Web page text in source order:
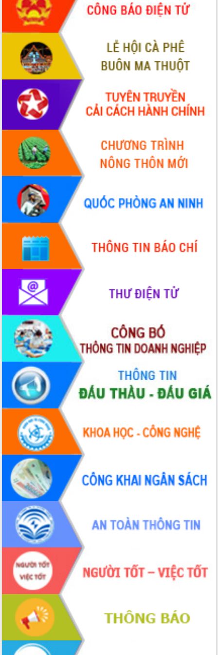
nhất, Quốc hội khóa XVI
Quyết liệt cải cách hành chính, khơi
thông nguồn lực phát triển
Nâng cao hiệu lực, hiệu quả HĐND
tỉnh thông qua hiện đại hóa hành chính
Xã Ea Phê gắn cải cách hành chính với
chuyển đổi số
Phó Chủ tịch Thường trực UBND tỉnh
Hồ Thị Nguyên Thảo làm việc tại Trung
tâm Phục vụ hành chính công xã Ea
Phê
Xây dựng nền hành chính số đồng
hành cùng nông dân dân, doanh nghiệp
Giai đoạn 2026-2030, Đắk Lắk phấn
đấu có 77% xã đạt chuẩn nông thôn
Chuyển đổi số 'mở đường' cho nông
nghiệp Đắk Lắk tăng trưởng bứt phá
Triển khai đồng bộ đo đạc, lập hồ sơ
địa chính, hoàn thiện cơ sở dữ liệu đất
Ứng dụng sinh trắc học - Bước tiến
trong hành trình chuyển đổi số tại Đắk
Đắk Lắk nâng cao hiệu quả công tác
Đảng từ Sổ tay đảng viên điện tử
Đắk Lắk đẩy mạnh nuôi biển công
nghệ, hướng tới phát triển thủy sản
bền vững
Tập huấn nâng cao năng lực triển khai
chuyển đổi số cho cán bộ, công chức
cấp xã
Đắk Lắk phát động hưởng ứng Ngày
Quyền của người tiêu dùng Việt Nam
2026
Đẩy mạnh cải cách hành chính, quyết
tâm đạt được mục tiêu tăng trưởng
hai con số trong năm 2026
Tổ chức trang trọng Lễ hội Đền thờ
Lương Văn Chánh năm 2026
Phó Bí thư Tỉnh ủy Đắk Lắk Đỗ Hữu
Huy giữ chức Bí thư Đảng ủy Ủy Ban
Nhân dân tỉnh
Bệnh án điện tử thúc đẩy chuyển đổi
số y tế tại Đắk Lắk
Chuyển đổi số thư viện: Mở rộng
không gian tri thức trong thời đại số
Đánh giá, rút kinh nghiệm công tác tổ
chức diễn tập trước ngày bầu cử
Chương trình “Gặp gỡ hữu nghị –
Friendship Meeting New Year 2026”
Bầu cử Quốc hội và HĐND: Cử tri Đắk
Lắk gửi gắm niềm tin, kỳ vọng vào lá
phiếu
Đắk Lắk sẵn sàng các điều kiện cho
Ngày hội bầu cử đại biểu Quốc hội
khóa XVI và HĐND các cấp nhiệm kỳ
2026-2031
Đảm bảo cuộc bầu cử đại biểu Quốc
hội và đại biểu HĐND các cấp diễn ra
an toàn, hiệu quả, đúng quy định